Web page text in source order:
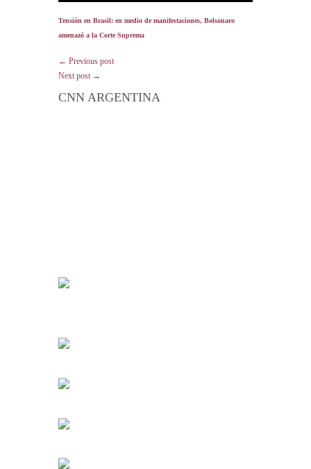
Tensión en Brasil: en medio de manifestaciones, Bolsonaro
amenazó a la Corte Suprema
← Previous post
Next post →
CNN ARGENTINA